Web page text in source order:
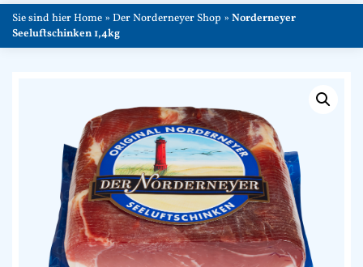
Sie sind hierHome » Der Norderneyer Shop » Norderneyer
Seeluftschinken 1,4kg